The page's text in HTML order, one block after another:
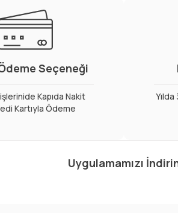
Seçeneği
Kapıda Nakit
Kartıyla Ödeme
Uygulamamızı